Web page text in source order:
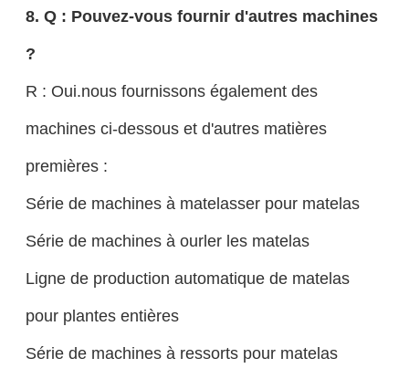
8. Q : Pouvez-vous fournir d'autres machines
?
R : Oui.nous fournissons également des
machines ci-dessous et d'autres matières
premières :
Série de machines à matelasser pour matelas
Série de machines à ourler les matelas
Ligne de production automatique de matelas
pour plantes entières
Série de machines à ressorts pour matelas